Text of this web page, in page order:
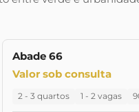
Abade 66
Valor sob consulta
2 - 3 quartos 1 - 2 vagas